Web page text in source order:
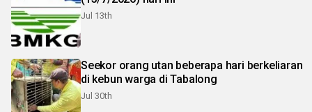
Jul 13th
Seekor orang utan beberapa hari berkeliaran
di kebun warga di Tabalong
Jul 30th